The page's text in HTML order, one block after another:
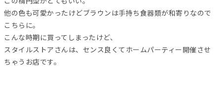
他の色も可愛かったけどブラウンは手持ち食器類が和寄りなので
こちらに。
こんな時期に買ってしまったけど、
スタイルストアさんは、センス良くてホームパーティー開催させ
ちゃうお店です。